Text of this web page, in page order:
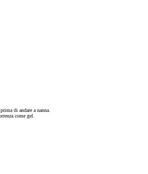
di andare a nanna.
come gel.